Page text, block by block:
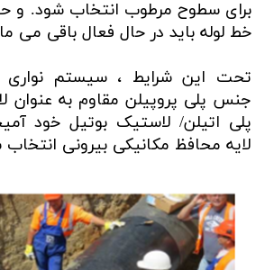
برای سطوح مرطوب انتخاب شود. و
خط لوله باید در حال فعال باقی می
تحت این شرایط ، سیستم نواری
جنس پلی پروپیلن مقاوم به عنوان
پلی اتیلن/ لاستیک بوتیل خود
لایه محافظ مکانیکی بیرونی